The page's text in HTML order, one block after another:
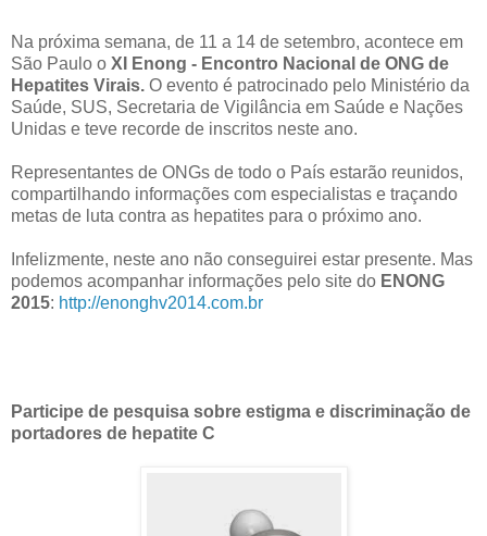
Na próxima semana, de 11 a 14 de setembro, acontece em
São Paulo o XI Enong - Encontro Nacional de ONG de
Hepatites Virais. O evento é patrocinado pelo Ministério da
Saúde, SUS, Secretaria de Vigilância em Saúde e Nações
Unidas e teve recorde de inscritos neste ano.
Representantes de ONGs de todo o País estarão reunidos,
compartilhando informações com especialistas e traçando
metas de luta contra as hepatites para o próximo ano.
Infelizmente, neste ano não conseguirei estar presente. Mas
podemos acompanhar informações pelo site do ENONG
2015: http://enonghv2014.com.br
Participe de pesquisa sobre estigma e discriminação de
portadores de hepatite C